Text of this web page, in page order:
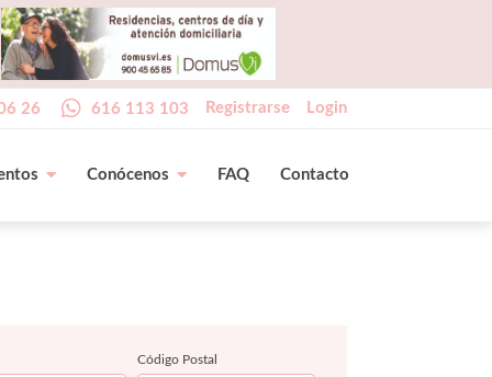
26 616 113 103 Registrarse Login
Conócenos FAQ Contacto
Código Postal